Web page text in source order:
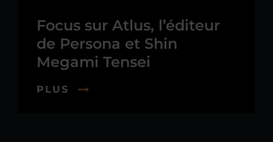
Focus sur Atlus, l’éditeur
de Persona et Shin
Megami Tensei
PLUS